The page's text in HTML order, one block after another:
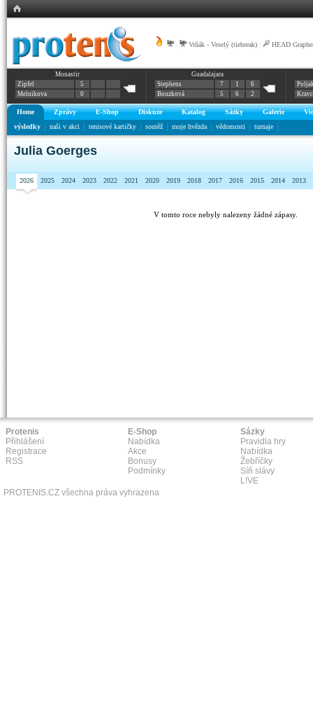
Vrňák - Veselý (tiebreak) HEAD
Monastir
Zipfel
5
Melnikova
0
Guadalajara
Stephens
7 1
6
Bouzková
5 6 2
Home Zprávy E-Shop Diskuze Katalog Sázky Galerie
výsledky
naši v akci tenisové kartičky soutěž moje hvězda vědomosti turnaje
Julia Goerges
2026 2025 2024 2023 2022 2021 2020 2019 2018 2017 2016 2015 2014 2013
V tomto roce nebyly nalezeny žádné zápasy.
Protenis
Přihlášení
Registrace
RSS
E-Shop
Nabídka
Akce
Bonusy
Podmínky
Sázky
Pravidla hry
Nabídka
Žebříčky
Síň slávy
L!VE
PROTENIS.CZ všechna práva vyhrazena